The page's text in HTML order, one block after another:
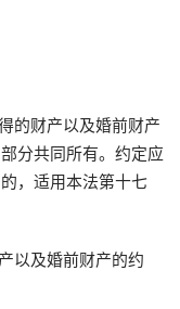
财产以及婚前财产
分共同所有。约定应
，适用本法第十七
及婚前财产的约